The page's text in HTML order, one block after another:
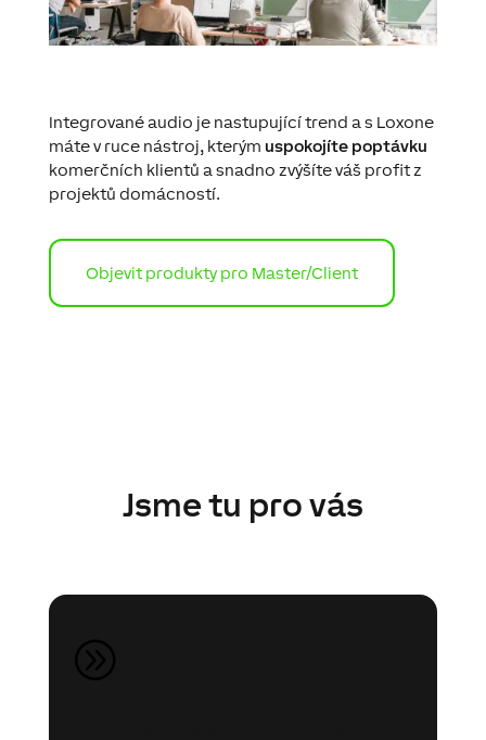
Integrované audio je nastupující trend a s Loxone
máte v ruce nástroj, kterým uspokojíte poptávku
komerčních klientů a snadno zvýšíte váš profit z
projektů domácností.
Objevit produkty pro Master/Client
Jsme tu pro vás